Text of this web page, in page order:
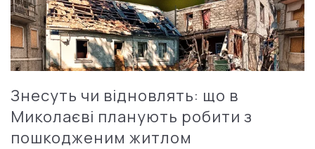
Знесуть чи відновлять: що в
Миколаєві планують робити з
пошкодженим житлом